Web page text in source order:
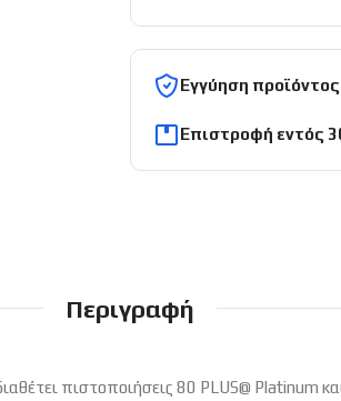
Εγγύηση προϊόντος
Επιστροφή εντός
Περιγραφή
πιστοποιήσεις 80 PLUS@